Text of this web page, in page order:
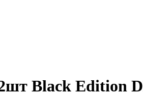
Black Edition